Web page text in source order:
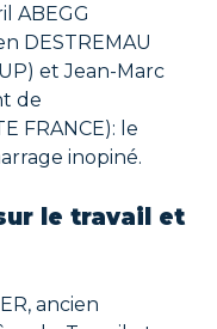
ABEGG
DESTREMAU
et Jean-Marc
de
FRANCE): le
inopiné.
le travail et
ancien